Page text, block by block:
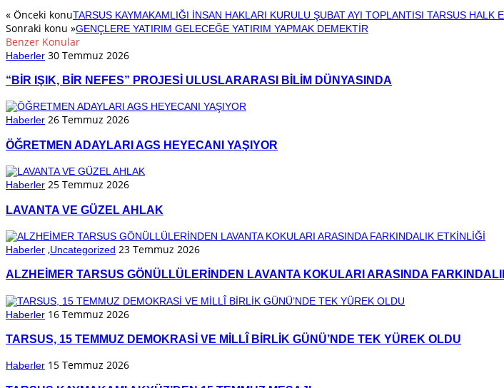
« Önceki konuTARSUS KAYMAKAMLIĞI İNSAN HAKLARI KURULU ŞUBAT AYI TOPLANTISI TARSUS
Sonraki konu »GENÇLERE YATIRIM GELECEĞE YATIRIM YAPMAK DEMEKTİR
Benzer Konular
Haberler 30 Temmuz 2026
“BİR IŞIK, BİR NEFES” PROJESİ ULUSLARARASI BİLİM DÜNYASINDA
Haberler 26 Temmuz 2026
ÖĞRETMEN ADAYLARI AGS HEYECANI YAŞIYOR
Haberler 25 Temmuz 2026
LAVANTA VE GÜZEL AHLAK
Haberler ,Uncategorized 23 Temmuz 2026
ALZHEİMER TARSUS GÖNÜLLÜLERİNDEN LAVANTA KOKULARI ARASINDA
Haberler 16 Temmuz 2026
TARSUS, 15 TEMMUZ DEMOKRASİ VE MİLLÎ BİRLİK GÜNÜ’NDE TEK YÜREK OLDU
Haberler 15 Temmuz 2026